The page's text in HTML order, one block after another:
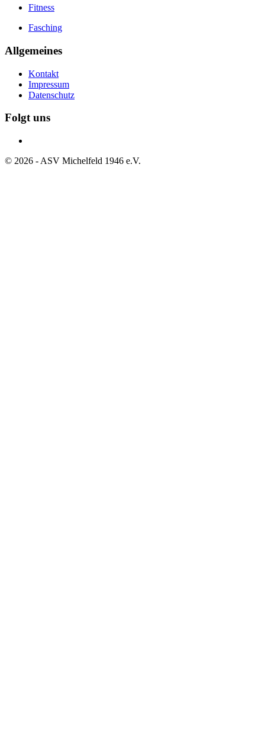
Fitness
Fasching
Allgemeines
Kontakt
Impressum
Datenschutz
Folgt uns
© 2026 - ASV Michelfeld 1946 e.V.